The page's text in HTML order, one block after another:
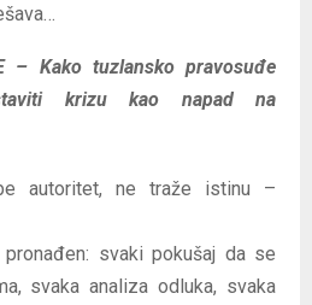
– Kako tuzlansko pravosuđe
krizu kao napad na
autoritet, ne traže istinu –
svaki pokušaj da se
svaka analiza odluka, svaka